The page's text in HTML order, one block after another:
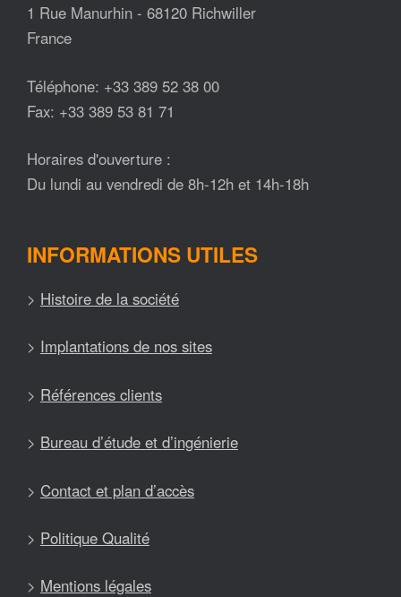
1 Rue Manurhin - 68120 Richwiller
France
Téléphone: +33 389 52 38 00
Fax: +33 389 53 81 71
Horaires d'ouverture :
Du lundi au vendredi de 8h-12h et 14h-18h
INFORMATIONS UTILES
> Histoire de la société
> Implantations de nos sites
> Références clients
> Bureau d’étude et d’ingénierie
> Contact et plan d’accès
> Politique Qualité
> Mentions légales